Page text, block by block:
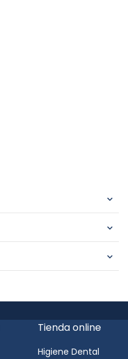
Tienda online
Higiene Dental